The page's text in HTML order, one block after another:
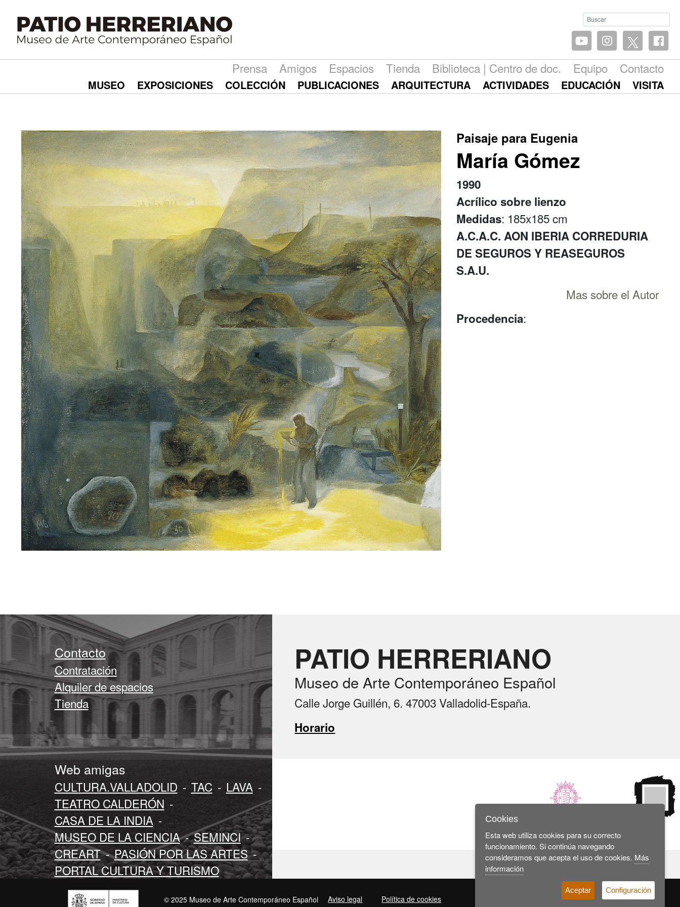
Prensa Amigos Espacios Tienda Biblioteca | Centro de doc. Equipo Contacto
MUSEO EXPOSICIONES COLECCIÓN PUBLICACIONES ARQUITECTURA ACTIVIDADES EDUCACIÓN VISITA
Paisaje para Eugenia
María Gómez
1990
Acrílico sobre lienzo
Medidas: 185x185 cm
A.C.A.C. AON IBERIA CORREDURIA
DE SEGUROS Y REASEGUROS
S.A.U.
Mas sobre el Autor
Procedencia:
Contacto
Contratación
Alquiler de espacios
Tienda
Web amigas
CULTURA.VALLADOLID - TAC - LAVA -
TEATRO CALDERÓN -
CASA DE LA INDIA -
MUSEO DE LA CIENCIA - SEMINCI -
CREART - PASIÓN POR LAS ARTES -
PORTAL CULTURA Y TURISMO
PATIO HERRERIANO
Museo de Arte Contemporáneo Español
Calle Jorge Guillén, 6. 47003 Valladolid-España.
Horario
© 2025 Museo de Arte Contemporáneo Español Aviso legal Política de cookies
Cookies
Esta web utiliza cookies para su correcto
funcionamiento. Si continúa navegando
consideramos que acepta el uso de cookies. Más
información
Aceptar Configuración